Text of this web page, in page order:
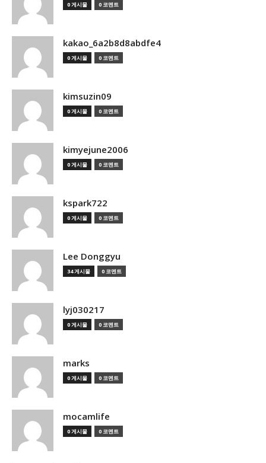
0 게시물 0 코멘트
kakao_6a2b8d8abdfe4
0 게시물 0 코멘트
kimsuzin09
0 게시물 0 코멘트
kimyejune2006
0 게시물 0 코멘트
kspark722
0 게시물 0 코멘트
Lee Donggyu
34 게시물 0 코멘트
lyj030217
0 게시물 0 코멘트
marks
0 게시물 0 코멘트
mocamlife
0 게시물 0 코멘트